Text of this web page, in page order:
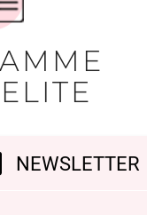
NEWSLETTER